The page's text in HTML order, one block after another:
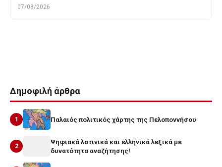
07/08/2026
Δημοφιλή άρθρα
1 Παλαιός πολιτικός χάρτης της Πελοποννήσου
2
Ψηφιακά λατινικά και ελληνικά λεξικά με
δυνατότητα αναζήτησης!